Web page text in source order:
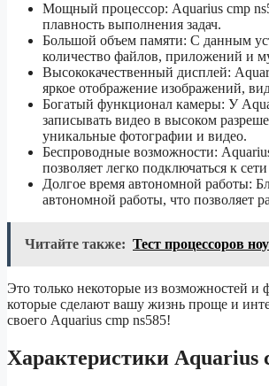
Мощный процессор: Aquarius cmp
плавность выполнения задач.
Большой объем памяти: С данным
количество файлов, приложений и
Высококачественный дисплей:
яркое отображение изображений,
Богатый функционал камеры: У
записывать видео в высоком
уникальные фотографии и видео.
Беспроводные возможности:
позволяет легко подключаться к
Долгое время автономной работы:
автономной работы, что позволяет
Читайте также: Тест процессоров
Это только некоторые из возможностей
которые сделают вашу жизнь проще и
своего Aquarius cmp ns585!
Характеристики Aquarius